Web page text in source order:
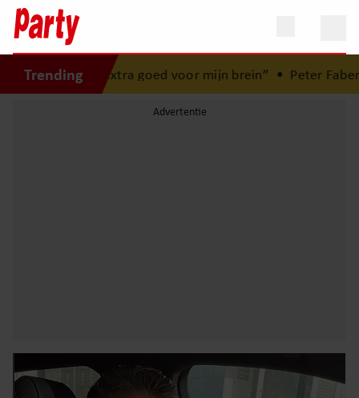
Trending
ik extra goed voor mijn brein”•Peter Faber (82)